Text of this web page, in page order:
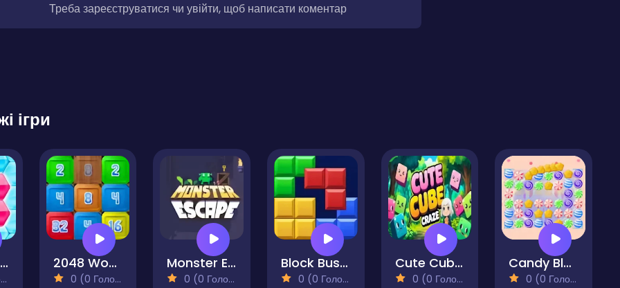
Треба зареєструватися чи увійти, щоб написати коментар
ігри
Hexa Eliminate Monsters 2048 Wood Block
0 (0 Голосів)
Monster Escape
0 (0 Голосів)
Block Buster
0 (0 Голосів)
Cute Cube Craze
0 (0 Голосів)
Candy Blast - Candy Bomb Puzzle Game
0 (0 Голосів)